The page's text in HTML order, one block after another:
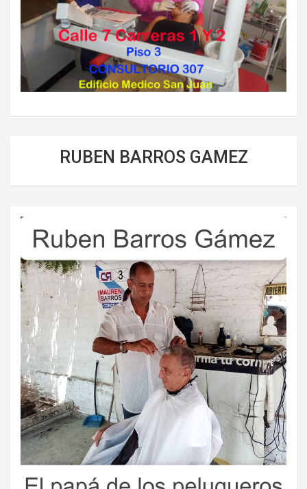
RUBEN BARROS GAMEZ